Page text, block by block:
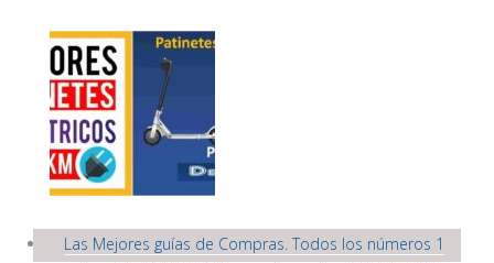
Las Mejores guías de Compras. Todos los números 1